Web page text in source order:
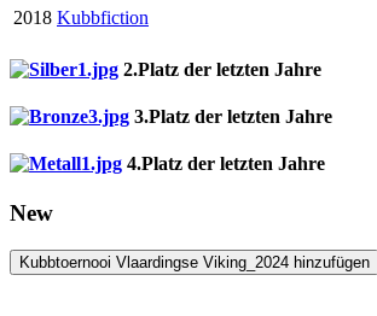
2018 Kubbfiction
2.Platz der letzten Jahre
3.Platz der letzten Jahre
4.Platz der letzten Jahre
New
Kubbtoernooi Vlaardingse Viking_2024 hinzufügen